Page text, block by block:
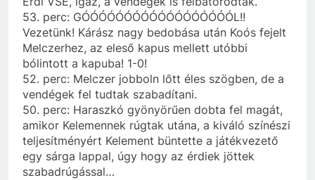
53. perc: GÓÓÓÓÓÓÓÓÓÓÓÓÓÓÓÓÓÓL!!
Vezetünk! Kárász nagy bedobása után Koós fejelt
Melczerhez, az eleső kapus mellett utóbbi
bólintott a kapuba! 1-0!
52. perc: Melczer jobboln lőtt éles szögben, de a
vendégek fel tudtak szabadítani.
50. perc: Haraszkó gyönyörűen dobta fel magát,
amikor Kelemennek rúgtak utána, a kiváló színészi
teljesítményért Kelement büntette a játékvezető
egy sárga lappal, úgy hogy az érdiek jöttek
szabadrúgással…